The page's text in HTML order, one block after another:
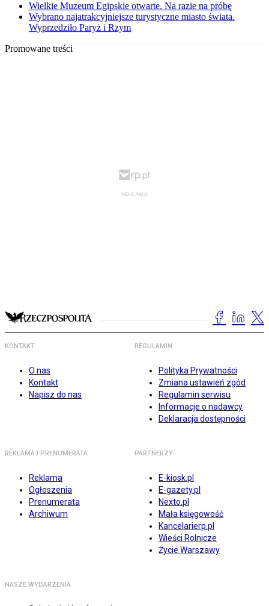
Wielkie Muzeum Egipskie otwarte. Na razie na próbę
Wybrano najatrakcyjniejsze turystyczne miasto świata.
Wyprzedziło Paryż i Rzym
Promowane treści
KONTAKT
O nas
Kontakt
Napisz do nas
REGULAMIN
Polityka Prywatności
Zmiana ustawień zgód
Regulamin serwisu
Informacje o nadawcy
Deklaracja dostępności
REKLAMA I PRENUMERATA
Reklama
Ogłoszenia
Prenumerata
Archiwum
PARTNERZY
E-kiosk.pl
E-gazety.pl
Nexto.pl
Mała księgowość
Kancelarierp.pl
Wieści Rolnicze
Życie Warszawy
NASZE WYDARZENIA